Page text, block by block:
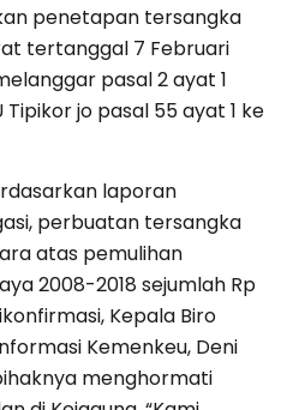
penetapan tersangka
tertanggal 7 Februari
pasal 2 ayat 1
Tipikor jo pasal 55 ayat 1 ke
laporan
perbuatan tersangka
atas pemulihan
2008-2018 sejumlah Rp
Kepala Biro
Kemenkeu, Deni
menghormati